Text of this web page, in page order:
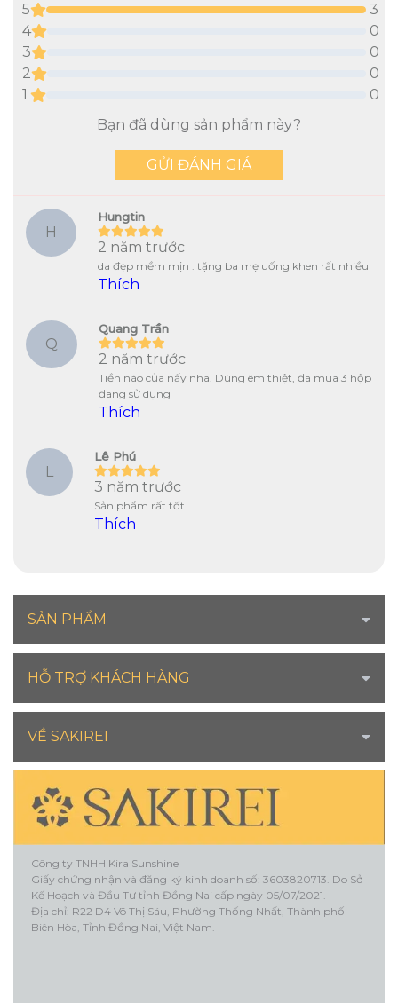
5
3
4
0
3
0
2
0
1
0
Bạn đã dùng sản phẩm này?
GỬI ĐÁNH GIÁ
H
Hungtin
2 năm trước
da đẹp mềm mịn . tặng ba mẹ uống khen rất nhiều
Thích
Q
Quang Trần
2 năm trước
Tiền nào của nấy nha. Dùng êm thiệt, đã mua 3 hộp
đang sử dụng
Thích
L
Lê Phú
3 năm trước
Sản phẩm rất tốt
Thích
Công ty TNHH Kira Sunshine
Giấy chứng nhận và đăng ký kinh doanh số: 3603820713. Do Sở
Kế Hoạch và Đầu Tư tỉnh Đồng Nai cấp ngày 05/07/2021.
Địa chỉ: R22 D4 Võ Thị Sáu, Phường Thống Nhất, Thành phố
Biên Hòa, Tỉnh Đồng Nai, Việt Nam.
VỀ SAKIREI
HỖ TRỢ KHÁCH HÀNG
SẢN PHẨM